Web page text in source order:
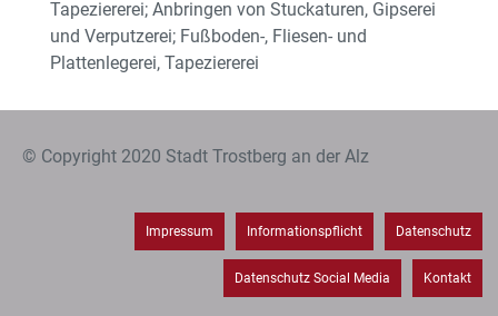
Tapeziererei; Anbringen von Stuckaturen, Gipserei
und Verputzerei; Fußboden-, Fliesen- und
Plattenlegerei, Tapeziererei
© Copyright 2020 Stadt Trostberg an der Alz
Impressum Informationspflicht Datenschutz
Datenschutz Social Media Kontakt